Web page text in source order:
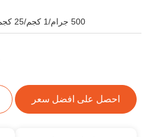
500 جرام/1 كجم/25 كجم للعينة، 1 طن للطلب الرسمي
احصل على افضل سعر